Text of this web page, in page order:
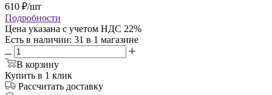
610 ₽/шт
Подробности
Цена указана с учетом НДС 22%
Есть в наличии: 31 в 1 магазине
В корзину
Купить в 1 клик
Рассчитать доставку